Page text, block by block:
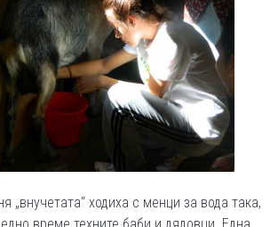
„внучетата“ ходиха с менци за вода така,